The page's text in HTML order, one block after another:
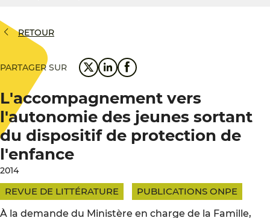
RETOUR
PARTAGER SUR
L'accompagnement vers
l'autonomie des jeunes sortant
du dispositif de protection de
l'enfance
2014
REVUE DE LITTÉRATURE
PUBLICATIONS ONPE
À la demande du Ministère en charge de la Famille,